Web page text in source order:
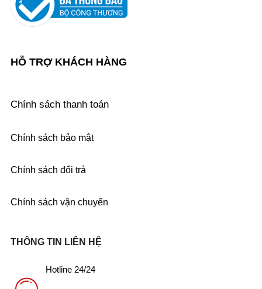
HỖ TRỢ KHÁCH HÀNG
Chính sách thanh toán
Chính sách bảo mật
Chính sách đổi trả
Chính sách vận chuyển
THÔNG TIN LIÊN HỆ
Hotline 24/24